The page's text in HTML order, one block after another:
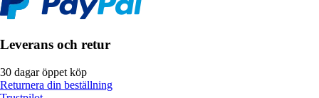
Leverans och retur
30 dagar öppet köp
Returnera din beställning